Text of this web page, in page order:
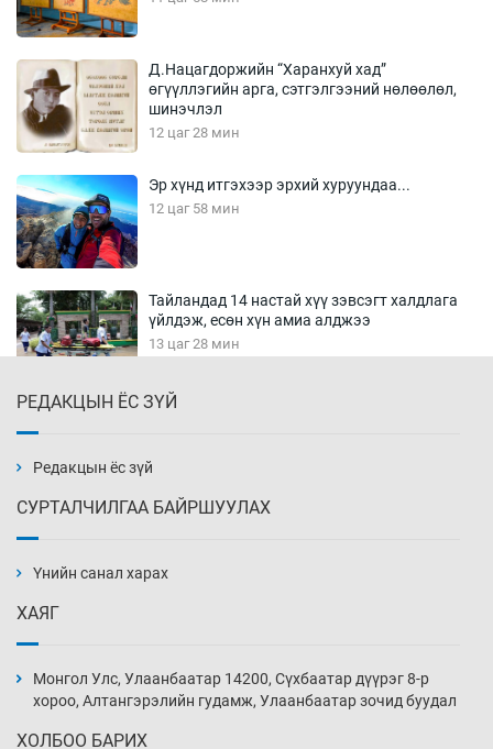
Д.Нацагдоржийн “Харанхуй хад”
өгүүллэгийн арга, сэтгэлгээний нөлөөлөл,
шинэчлэл
12 цаг 28 мин
Эр хүнд итгэхээр эрхий хуруундаа...
12 цаг 58 мин
Тайландад 14 настай хүү зэвсэгт халдлага
үйлдэж, есөн хүн амиа алджээ
13 цаг 28 мин
14 цаг 28 мин
14 цаг 58 мин
РЕДАКЦЫН ЁС ЗҮЙ
Редакцын ёс зүй
СУРТАЛЧИЛГАА БАЙРШУУЛАХ
Үнийн санал харах
ХАЯГ
Монгол Улс, Улаанбаатар 14200, Сүхбаатар дүүрэг 8-р
хороо, Алтангэрэлийн гудамж, Улаанбаатар зочид буудал
ХОЛБОО БАРИХ